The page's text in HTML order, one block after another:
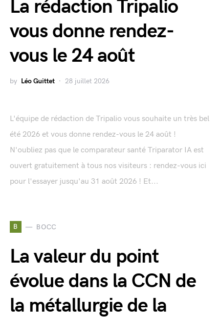
La rédaction Tripalio
vous donne rendez-
vous le 24 août
by Léo Guittet 28 juillet 2026
L'équipe de rédaction de Tripalio vous souhaite un très bel
été 2026 et vous donne rendez-vous le 24 août !
N'oubliez pas que le comparateur santé Triparator IA est
ouvert gratuitement à tous nos visiteurs : rendez-vous ici
pour l'essayer jusqu'au 31 août 2026 ! Et...
B BOCC
La valeur du point
évolue dans la CCN de
la métallurgie de la